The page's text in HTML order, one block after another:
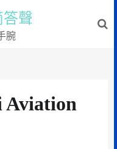
答聲
腕